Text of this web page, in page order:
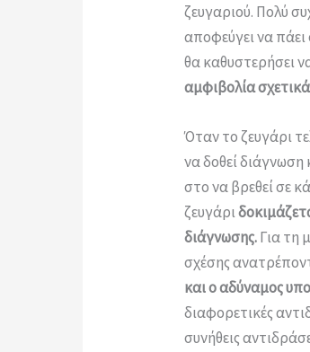
ζευγαριού. Πολύ
αποφεύγει να
θα καθυστερήσει
αμφιβολία
Όταν το ζευγάρι
να δοθεί διάγνωση
στο να βρεθεί σε
ζευγάρι
διάγνωσης.Για τη
σχέσης
και ο αδύναμος
διαφορετικές
συνήθεις